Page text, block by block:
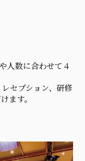
人数に合わせて４
セプション、研修
ます。